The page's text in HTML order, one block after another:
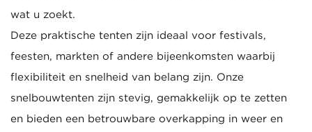
wat u zoekt.
Deze praktische tenten zijn ideaal voor festivals,
feesten, markten of andere bijeenkomsten waarbij
flexibiliteit en snelheid van belang zijn. Onze
snelbouwtenten zijn stevig, gemakkelijk op te zetten
en bieden een betrouwbare overkapping in weer en